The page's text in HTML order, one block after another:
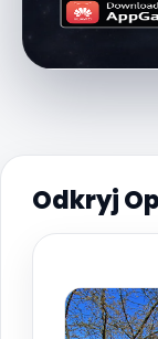
Odkryj